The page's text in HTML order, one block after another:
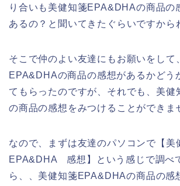
り合いも美健知箋EPA&DHAの商品の
あるの？と聞いてきたぐらいですから
そこで仲のよい友達にもお願いをして
EPA&DHAの商品の感想があるかどう
てもらったのですが、それでも、美健
の商品の感想をみつけることができま
なので、まずは友達のパソコンで【美
EPA&DHA 感想】という感じで調べ
ら、、美健知箋EPA&DHAの商品の感